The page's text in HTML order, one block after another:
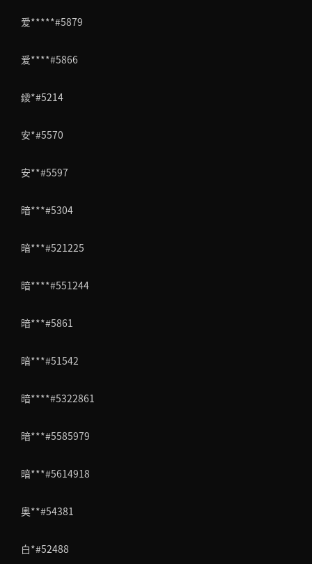
爱*****#5879
爱****#5866
鑀*#5214
安*#5570
安**#5597
暗***#5304
暗***#521225
暗****#551244
暗***#5861
暗***#51542
暗****#5322861
暗***#5585979
暗***#5614918
奥**#54381
白*#52488